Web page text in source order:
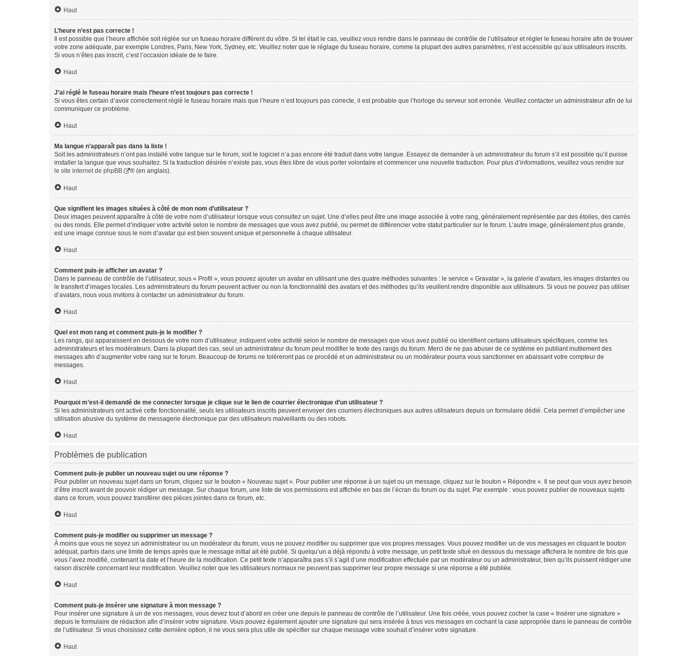
Haut
L’heure n’est pas correcte !
Il est possible que l’heure affichée soit réglée sur un fuseau horaire différent du vôtre. Si tel était le cas, veuillez vous rendre dans le panneau de contrôle de l’utilisateur et régler le fuseau horaire afin de trouver
votre zone adéquate, par exemple Londres, Paris, New York, Sydney, etc. Veuillez noter que le réglage du fuseau horaire, comme la plupart des autres paramètres, n’est accessible qu’aux utilisateurs inscrits.
Si vous n’êtes pas inscrit, c’est l’occasion idéale de le faire.
Haut
J’ai réglé le fuseau horaire mais l’heure n’est toujours pas correcte !
Si vous êtes certain d’avoir correctement réglé le fuseau horaire mais que l’heure n’est toujours pas correcte, il est probable que l’horloge du serveur soit erronée. Veuillez contacter un administrateur afin de lui
communiquer ce problème.
Haut
Ma langue n’apparaît pas dans la liste !
Soit les administrateurs n’ont pas installé votre langue sur le forum, soit le logiciel n’a pas encore été traduit dans votre langue. Essayez de demander à un administrateur du forum s’il est possible qu’il puisse
installer la langue que vous souhaitez. Si la traduction désirée n’existe pas, vous êtes libre de vous porter volontaire et commencer une nouvelle traduction. Pour plus d’informations, veuillez vous rendre sur
le site internet de phpBB
® (en anglais).
Haut
Que signifient les images situées à côté de mon nom d’utilisateur ?
Deux images peuvent apparaître à côté de votre nom d’utilisateur lorsque vous consultez un sujet. Une d’elles peut être une image associée à votre rang, généralement représentée par des étoiles, des carrés
ou des ronds. Elle permet d’indiquer votre activité selon le nombre de messages que vous avez publié, ou permet de différencier votre statut particulier sur le forum. L’autre image, généralement plus grande,
est une image connue sous le nom d’avatar qui est bien souvent unique et personnelle à chaque utilisateur.
Haut
Comment puis-je afficher un avatar ?
Dans le panneau de contrôle de l’utilisateur, sous « Profil », vous pouvez ajouter un avatar en utilisant une des quatre méthodes suivantes : le service « Gravatar », la galerie d’avatars, les images distantes ou
le transfert d’images locales. Les administrateurs du forum peuvent activer ou non la fonctionnalité des avatars et des méthodes qu’ils veuillent rendre disponible aux utilisateurs. Si vous ne pouvez pas utiliser
d’avatars, nous vous invitons à contacter un administrateur du forum.
Haut
Quel est mon rang et comment puis-je le modifier ?
Les rangs, qui apparaissent en dessous de votre nom d’utilisateur, indiquent votre activité selon le nombre de messages que vous avez publié ou identifient certains utilisateurs spécifiques, comme les
administrateurs et les modérateurs. Dans la plupart des cas, seul un administrateur du forum peut modifier le texte des rangs du forum. Merci de ne pas abuser de ce système en publiant inutilement des
messages afin d’augmenter votre rang sur le forum. Beaucoup de forums ne toléreront pas ce procédé et un administrateur ou un modérateur pourra vous sanctionner en abaissant votre compteur de
messages.
Haut
Pourquoi m’est-il demandé de me connecter lorsque je clique sur le lien de courrier électronique d’un utilisateur ?
Si les administrateurs ont activé cette fonctionnalité, seuls les utilisateurs inscrits peuvent envoyer des courriers électroniques aux autres utilisateurs depuis un formulaire dédié. Cela permet d’empêcher une
utilisation abusive du système de messagerie électronique par des utilisateurs malveillants ou des robots.
Haut
Problèmes de publication
Comment puis-je publier un nouveau sujet ou une réponse ?
Pour publier un nouveau sujet dans un forum, cliquez sur le bouton « Nouveau sujet ». Pour publier une réponse à un sujet ou un message, cliquez sur le bouton « Répondre ». Il se peut que vous ayez besoin
d’être inscrit avant de pouvoir rédiger un message. Sur chaque forum, une liste de vos permissions est affichée en bas de l’écran du forum ou du sujet. Par exemple : vous pouvez publier de nouveaux sujets
dans ce forum, vous pouvez transférer des pièces jointes dans ce forum, etc.
Haut
Comment puis-je modifier ou supprimer un message ?
À moins que vous ne soyez un administrateur ou un modérateur du forum, vous ne pouvez modifier ou supprimer que vos propres messages. Vous pouvez modifier un de vos messages en cliquant le bouton
adéquat, parfois dans une limite de temps après que le message initial ait été publié. Si quelqu’un a déjà répondu à votre message, un petit texte situé en dessous du message affichera le nombre de fois que
vous l’avez modifié, contenant la date et l’heure de la modification. Ce petit texte n’apparaîtra pas s’il s’agit d’une modification effectuée par un modérateur ou un administrateur, bien qu’ils puissent rédiger une
raison discrète concernant leur modification. Veuillez noter que les utilisateurs normaux ne peuvent pas supprimer leur propre message si une réponse a été publiée.
Haut
Comment puis-je insérer une signature à mon message ?
Pour insérer une signature à un de vos messages, vous devez tout d’abord en créer une depuis le panneau de contrôle de l’utilisateur. Une fois créée, vous pouvez cocher la case « Insérer une signature »
depuis le formulaire de rédaction afin d’insérer votre signature. Vous pouvez également ajouter une signature qui sera insérée à tous vos messages en cochant la case appropriée dans le panneau de contrôle
de l’utilisateur. Si vous choisissez cette dernière option, il ne vous sera plus utile de spécifier sur chaque message votre souhait d’insérer votre signature.
Haut